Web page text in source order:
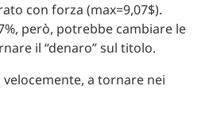
con forza (max=9,07$).
però, potrebbe cambiare le
il “denaro” sul titolo.
a tornare nei